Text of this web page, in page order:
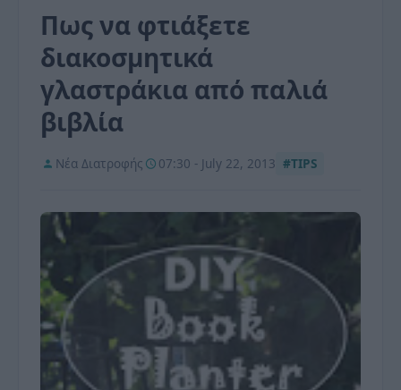
Πως να φτιάξετε
διακοσμητικά
γλαστράκια από παλιά
βιβλία
Νέα Διατροφής 07:30 - July 22, 2013 #TIPS